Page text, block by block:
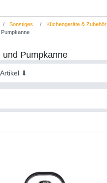
Sonstiges
Küchengeräte & Zubehör
Pumpkanne